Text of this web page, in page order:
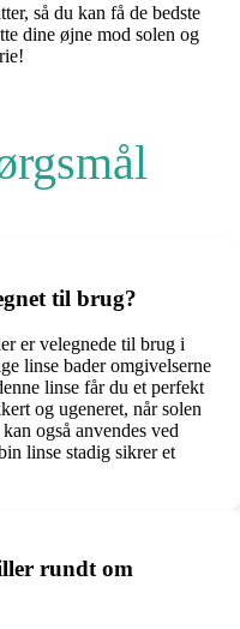
så du kan få de bedste
dine øjne mod solen og
til brug?
er velegnede til brug i
linse bader omgivelserne
linse får du et perfekt
og ugeneret, når solen
også anvendes ved
linse stadig sikrer et
rundt om